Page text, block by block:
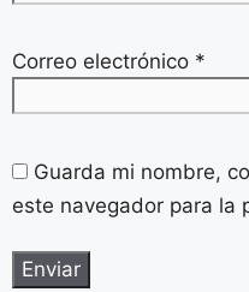
Correo electrónico *
Guarda mi nombre,
este navegador para la